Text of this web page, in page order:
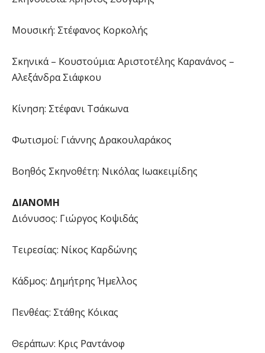
Μουσική: Στέφανος Κορκολής
Σκηνικά – Κουστούμια: Αριστοτέλης Καρανάνος –
Αλεξάνδρα Σιάφκου
Κίνηση: Στέφανι Τσάκωνα
Φωτισμοί: Γιάννης Δρακουλαράκος
Βοηθός Σκηνοθέτη: Νικόλας Ιωακειμίδης
ΔΙΑΝΟΜΗ
Διόνυσος: Γιώργος Κοψιδάς
Τειρεσίας: Νίκος Καρδώνης
Κάδμος: Δημήτρης Ήμελλος
Πενθέας: Στάθης Κόικας
Θεράπων: Κρις Ραντάνοφ